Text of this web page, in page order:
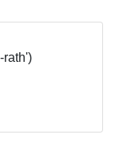
rath')